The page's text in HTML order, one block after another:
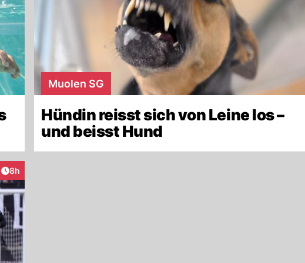
Muolen SG
Hündin reisst sich von Leine los –
und beisst Hund
Artikel veröffentlicht:
8h